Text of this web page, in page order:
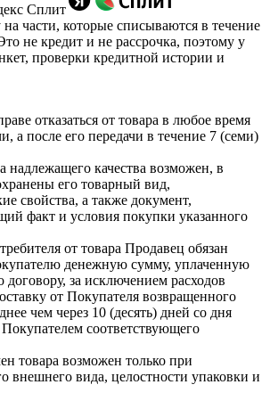
Сплит
части, которые списываются в течение
не кредит и не рассрочка, поэтому у
проверки кредитной истории и
отказаться от товара в любое время
а после его передачи в течение 7 (семи)
надлежащего качества возможен, в
его товарный вид,
свойства, а также документ,
факт и условия покупки указанного
от товара Продавец обязан
денежную сумму, уплаченную
договору, за исключением расходов
от Покупателя возвращенного
чем через 10 (десять) дней со дня
соответствующего
товара возможен только при
внешнего вида, целостности упаковки и